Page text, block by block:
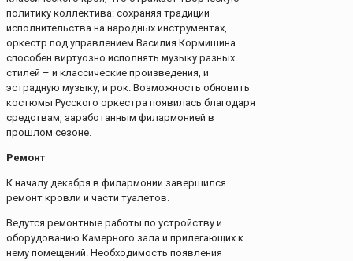
политику коллектива: сохраняя традиции
исполнительства на народных инструментах,
оркестр под управлением Василия Кормишина
способен виртуозно исполнять музыку разных
стилей – и классические произведения, и
эстрадную музыку, и рок. Возможность обновить
костюмы Русского оркестра появилась благодаря
средствам, заработанным филармонией в
прошлом сезоне.
Ремонт
К началу декабря в филармонии завершился
ремонт кровли и части туалетов.
Ведутся ремонтные работы по устройству и
оборудованию Камерного зала и прилегающих к
нему помещений. Необходимость появления